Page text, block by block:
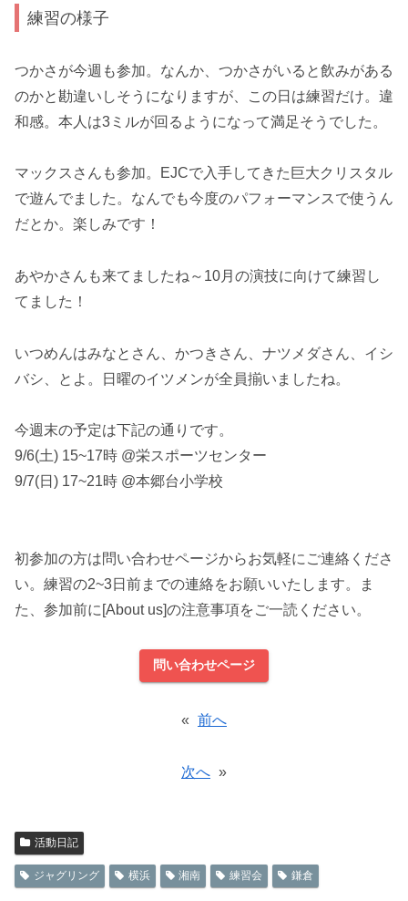
練習の様子
つかさが今週も参加。なんか、つかさがいると飲みがある
のかと勘違いしそうになりますが、この日は練習だけ。違
和感。本人は3ミルが回るようになって満足そうでした。
マックスさんも参加。EJCで入手してきた巨大クリスタル
で遊んでました。なんでも今度のパフォーマンスで使うん
だとか。楽しみです！
あやかさんも来てましたね～10月の演技に向けて練習し
てました！
いつめんはみなとさん、かつきさん、ナツメダさん、イシ
バシ、とよ。日曜のイツメンが全員揃いましたね。
今週末の予定は下記の通りです。
9/6(土) 15~17時 @栄スポーツセンター
9/7(日) 17~21時 @本郷台小学校
初参加の方は問い合わせページからお気軽にご連絡くださ
い。練習の2~3日前までの連絡をお願いいたします。ま
た、参加前に[About us]の注意事項をご一読ください。
問い合わせページ
« 前へ
次へ »
活動日記
ジャグリング 横浜 湘南 練習会 鎌倉